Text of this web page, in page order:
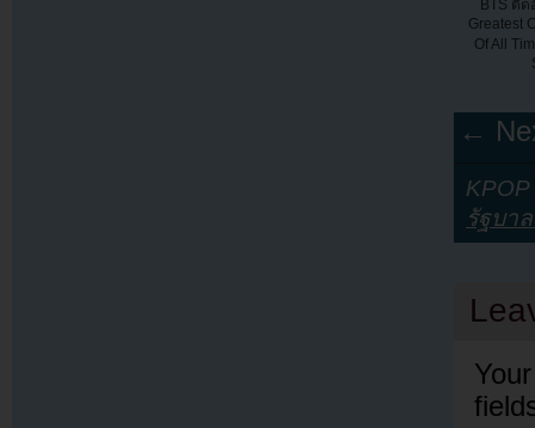
BTS ติด
Greatest
Of All
←
รัฐบา